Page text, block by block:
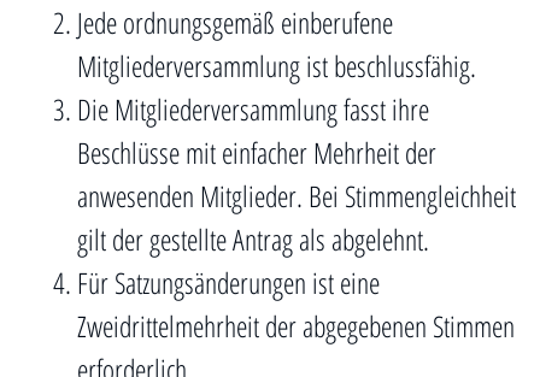
Jede ordnungsgemäß einberufene
Mitgliederversammlung ist beschlussfähig.
Die Mitgliederversammlung fasst ihre
Beschlüsse mit einfacher Mehrheit der
anwesenden Mitglieder. Bei Stimmengleichheit
gilt der gestellte Antrag als abgelehnt.
Für Satzungsänderungen ist eine
Zweidrittelmehrheit der abgegebenen Stimmen